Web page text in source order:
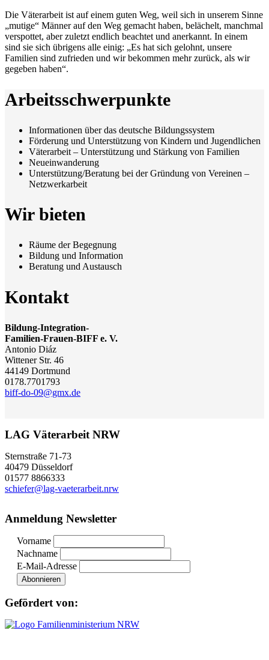
Die Väterarbeit ist auf einem guten Weg, weil sich in unserem Sinne
„mutige“ Männer auf den Weg gemacht haben, belächelt, manchmal
verspottet, aber zuletzt endlich beachtet und anerkannt. In einem
sind sie sich übrigens alle einig: „Es hat sich gelohnt, unsere
Familien sind zufrieden und wir bekommen mehr zurück, als wir
gegeben haben“.
Arbeitsschwerpunkte
Informationen über das deutsche Bildungssystem
Förderung und Unterstützung von Kindern und Jugendlichen
Väterarbeit – Unterstützung und Stärkung von Familien
Neueinwanderung
Unterstützung/Beratung bei der Gründung von Vereinen –
Netzwerkarbeit
Wir bieten
Räume der Begegnung
Bildung und Information
Beratung und Austausch
Kontakt
Bildung-Integration-
Familien-Frauen-BIFF e. V.
Antonio Diáz
Wittener Str. 46
44149 Dortmund
0178.7701793
biff-do-09@gmx.de
LAG Väterarbeit NRW
Sternstraße 71-73
40479 Düsseldorf
01577 8866333
schiefer@lag-vaeterarbeit.nrw
Anmeldung Newsletter
Vorname
Nachname
E-Mail-Adresse
Gefördert von: